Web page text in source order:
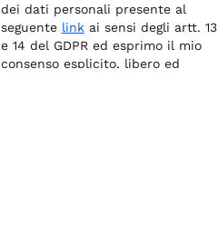
dei dati personali presente al
seguente linkai sensi degli artt. 13
e 14 del GDPR ed esprimo il mio
consenso esplicito, libero ed